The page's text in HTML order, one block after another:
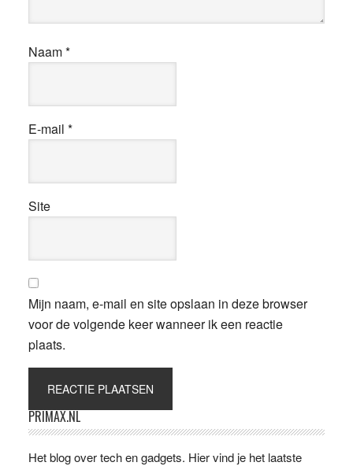
Naam*
E-mail *
Site
Mijn naam, e-mail en site opslaan in deze browser
voor de volgende keer wanneer ik een reactie
plaats.
Primaire
Sidebar
PRIMAX.NL
Het blog over tech en gadgets. Hier vind je het laatste